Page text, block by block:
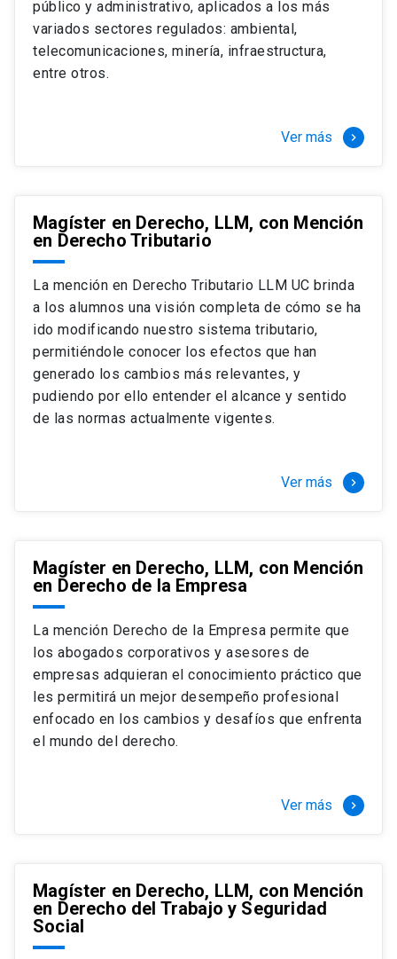
Si optas por la modalidad Full Time:
El LLM UC Full Time es una versión del programa
destinado principalmente a extranjeros, que permite
necesidades y expectativas profesionales, eligiendo
completamente al programa o compatibilizarás un
estudio intenso y exigente, con una muy baja carga
laboral, de marzo a noviembre, para dedicarte
completamente a la actividad de graduación de
diciembre a marzo.
2 cursos mínimos (10 créditos) Primer
semestre
+ 5 cursos a elección (50 créditos) Primer
semestre
+ 4 cursos a elección (40 créditos)
tres meses a tiempo completo (20
Juan Ignacio Piña Rochefort
Director Magíster en Derecho, LLM UC
público y administrativo, aplicados a los más
variados sectores regulados: ambiental,
telecomunicaciones, minería, infraestructura,
entre otros.
Ver más keyboard_arrow_right
Magíster en Derecho, LLM, con Mención
en Derecho Tributario
La mención en Derecho Tributario LLM UC brinda
a los alumnos una visión completa de cómo se ha
ido modificando nuestro sistema tributario,
permitiéndole conocer los efectos que han
generado los cambios más relevantes, y
pudiendo por ello entender el alcance y sentido
de las normas actualmente vigentes.
Ver más keyboard_arrow_right
Magíster en Derecho, LLM, con Mención
en Derecho de la Empresa
La mención Derecho de la Empresa permite que
los abogados corporativos y asesores de
empresas adquieran el conocimiento práctico que
les permitirá un mejor desempeño profesional
enfocado en los cambios y desafíos que enfrenta
el mundo del derecho.
Ver más keyboard_arrow_right
Magíster en Derecho, LLM, con Mención
en Derecho del Trabajo y Seguridad
Social